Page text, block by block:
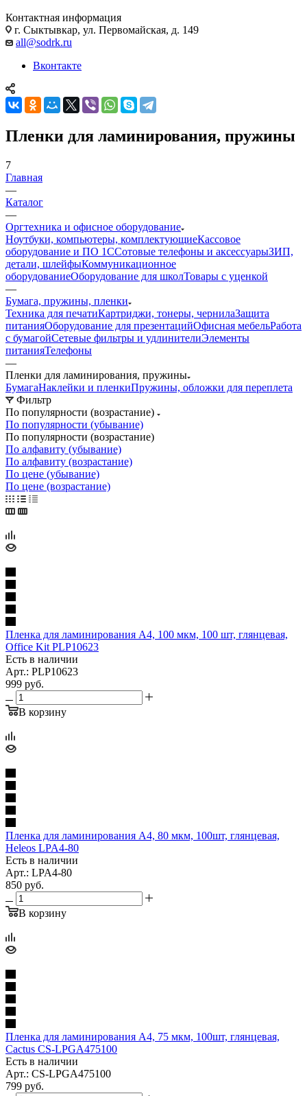
Контактная информация
г. Сыктывкар, ул. Первомайская, д. 149
all@sodrk.ru
Вконтакте
Пленки для ламинирования, пружины
7
Главная
—
Каталог
—
Оргтехника и офисное оборудование
Ноутбуки, компьютеры, комплектующиеКассовое
оборудование и ПО 1ССотовые телефоны и аксессуарыЗИП,
детали, шлейфыКоммуникационное
оборудованиеОборудование для школТовары с уценкой
—
Бумага, пружины, пленки
Техника для печатиКартриджи, тонеры, чернилаЗащита
питанияОборудование для презентацийОфисная мебельРабота
с бумагойСетевые фильтры и удлинителиЭлементы
питанияТелефоны
—
Пленки для ламинирования, пружины
БумагаНаклейки и пленкиПружины, обложки для переплета
Фильтр
По популярности (возрастание)
По популярности (убывание)
По популярности (возрастание)
По алфавиту (убывание)
По алфавиту (возрастание)
По цене (убывание)
По цене (возрастание)
Пленка для ламинирования A4, 100 мкм, 100 шт, глянцевая,
Office Kit PLP10623
Есть в наличии
Арт.: PLP10623
999 руб.
В корзину
Пленка для ламинирования A4, 80 мкм, 100шт, глянцевая,
Heleos LPA4-80
Есть в наличии
Арт.: LPA4-80
850 руб.
В корзину
Пленка для ламинирования A4, 75 мкм, 100шт, глянцевая,
Cactus CS-LPGA475100
Есть в наличии
Арт.: CS-LPGA475100
799 руб.